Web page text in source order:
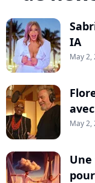
IA
May 2,
May 2,